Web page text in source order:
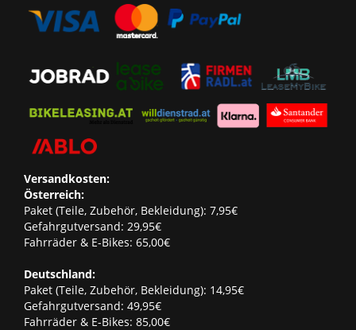
Versandkosten:
Österreich:
Paket (Teile, Zubehör, Bekleidung): 7,95€
Gefahrgutversand: 29,95€
Fahrräder & E-Bikes: 65,00€
Deutschland:
Paket (Teile, Zubehör, Bekleidung): 14,95€
Gefahrgutversand: 49,95€
Fahrräder & E-Bikes: 85,00€